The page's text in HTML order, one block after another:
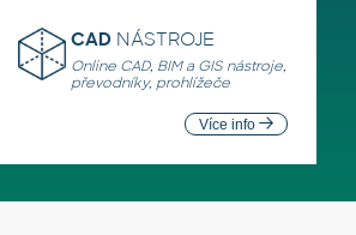
CAD NÁSTROJE
Online CAD, BIM a GIS nástroje,
převodníky, prohlížeče
Více info